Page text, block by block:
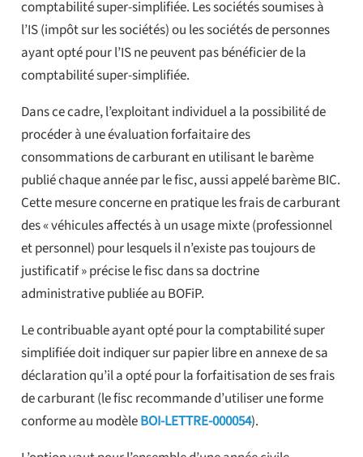
comptabilité super-simplifiée. Les sociétés soumises à
l’IS (impôt sur les sociétés) ou les sociétés de personnes
ayant opté pour l’IS ne peuvent pas bénéficier de la
comptabilité super-simplifiée.
Dans ce cadre, l’exploitant individuel a la possibilité de
procéder à une évaluation forfaitaire des
consommations de carburant en utilisant le barème
publié chaque année par le fisc, aussi appelé barème BIC.
Cette mesure concerne en pratique les frais de carburant
des « véhicules affectés à un usage mixte (professionnel
et personnel) pour lesquels il n’existe pas toujours de
justificatif » précise le fisc dans sa doctrine
administrative publiée au BOFiP.
Le contribuable ayant opté pour la comptabilité super
simplifiée doit indiquer sur papier libre en annexe de sa
déclaration qu’il a opté pour la forfaitisation de ses frais
de carburant (le fisc recommande d’utiliser une forme
conforme au modèleBOI-LETTRE-000054).